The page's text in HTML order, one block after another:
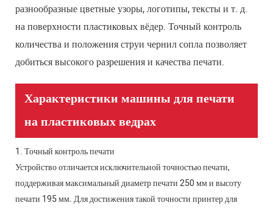
разнообразные цветные узоры, логотипы, тексты и т. д.
на поверхности пластиковых вёдер. Точный контроль
количества и положения струи чернил сопла позволяет
добиться высокого разрешения и качества печати.
Характеристики машины для печати
на пластиковых ведрах
1. Точный контроль печати
Устройство отличается исключительной точностью печати,
поддерживая максимальный диаметр печати 250 мм и высоту
печати 195 мм. Для достижения такой точности принтер для